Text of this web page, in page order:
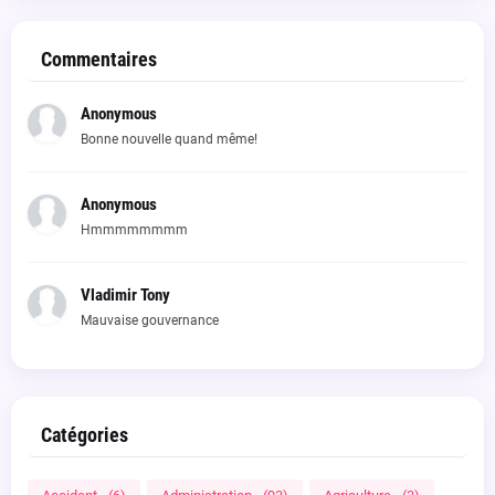
Commentaires
Anonymous
Bonne nouvelle quand même!
Anonymous
Hmmmmmmmm
Vladimir Tony
Mauvaise gouvernance
Catégories